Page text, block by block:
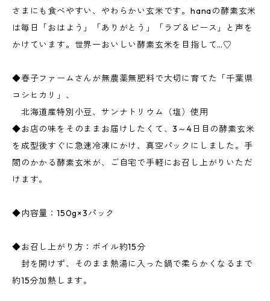
さまにも食べやすい、やわらかい玄米です。hanaの酵素玄米
は毎日「おはよう」「ありがとう」「ラブ＆ピース」と声を
かけています。世界一おいしい酵素玄米を目指して…♡
◆春子ファームさんが無農薬無肥料で大切に育てた「千葉県
コシヒカリ」、
北海道産特別小豆、サンナトリウム（塩）使用
◆お店の味をそのままお届けしたくて、3～4日目の酵素玄米
を成型後すぐに急速冷凍にかけ、真空パックにしました。手
間のかかる酵素玄米が、ご自宅で手軽にお召し上がりいただ
けます。
◆内容量：150g×3パック
◆お召し上がり方：ボイル約15分
封を開けず、そのまま熱湯に入った鍋で柔らかくなるまで
約15分加熱します。